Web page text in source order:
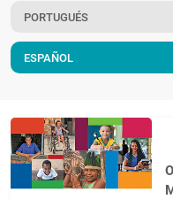
PORTUGUÉS
ESPAÑOL